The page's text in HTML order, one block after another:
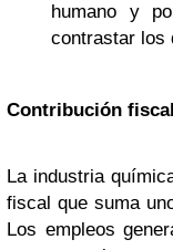
humano y
contrastar los
Contribución
La industria
fiscal que suma
Los empleos